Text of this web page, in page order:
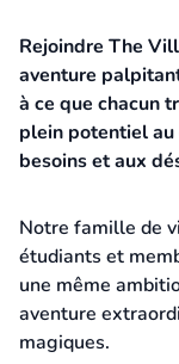
Rejoindre The
aventure
à ce que chacun
plein potentiel au
besoins et aux
Notre famille de
étudiants et
une même
aventure
magiques.